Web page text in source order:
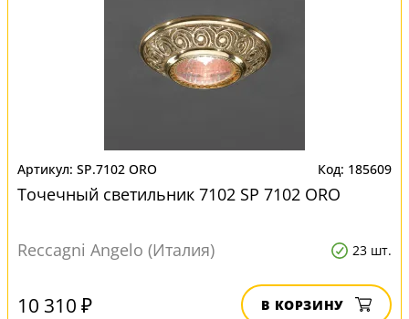
SP.7102 ORO 185609
Точечный светильник 7102 SP 7102 ORO
Reccagni Angelo (Италия) 23 шт.
10 310 ₽ В КОРЗИНУ